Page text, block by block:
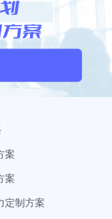
案
案
定制方案